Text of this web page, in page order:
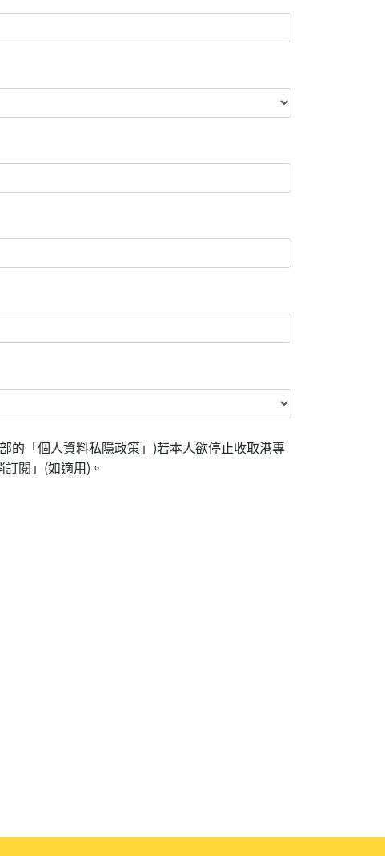
的「個人資料私隱政策」)若本人欲停止收取港專
閱」(如適用)。